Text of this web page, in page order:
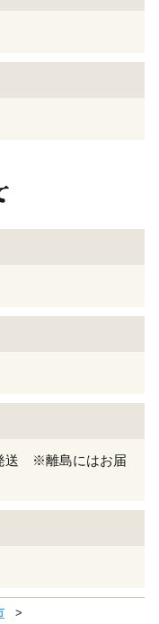
送 ※離島にはお届